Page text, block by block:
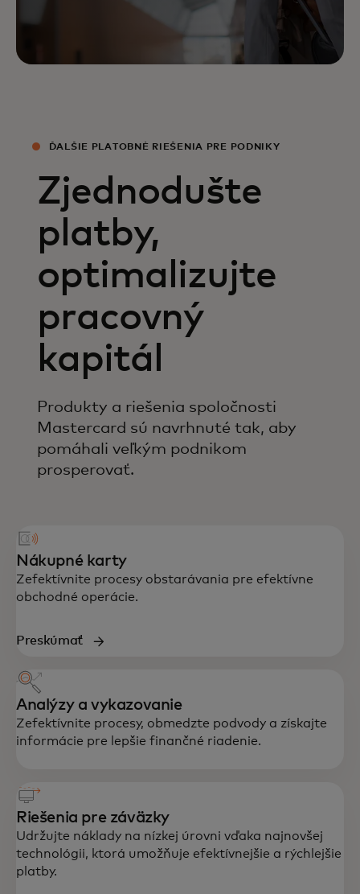
ĎALŠIE PLATOBNÉ RIEŠENIA PRE PODNIKY
Zjednodušte
platby,
optimalizujte
pracovný
kapitál
Produkty a riešenia spoločnosti
Mastercard sú navrhnuté tak, aby
pomáhali veľkým podnikom
prosperovať.
Nákupné karty
Zefektívnite procesy obstarávania pre efektívne
obchodné operácie.
Preskúmať
Analýzy a vykazovanie
Zefektívnite procesy, obmedzte podvody a získajte
informácie pre lepšie finančné riadenie.
Riešenia pre záväzky
Udržujte náklady na nízkej úrovni vďaka najnovšej
technológii, ktorá umožňuje efektívnejšie a rýchlejšie
platby.